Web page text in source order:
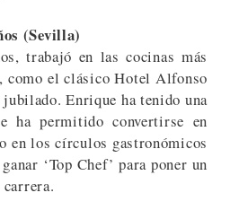
(Sevilla)
trabajó en las cocinas más
como el clásico Hotel Alfonso
Enrique ha tenido una
ha permitido convertirse en
en los círculos gastronómicos
‘Top Chef’ para poner un